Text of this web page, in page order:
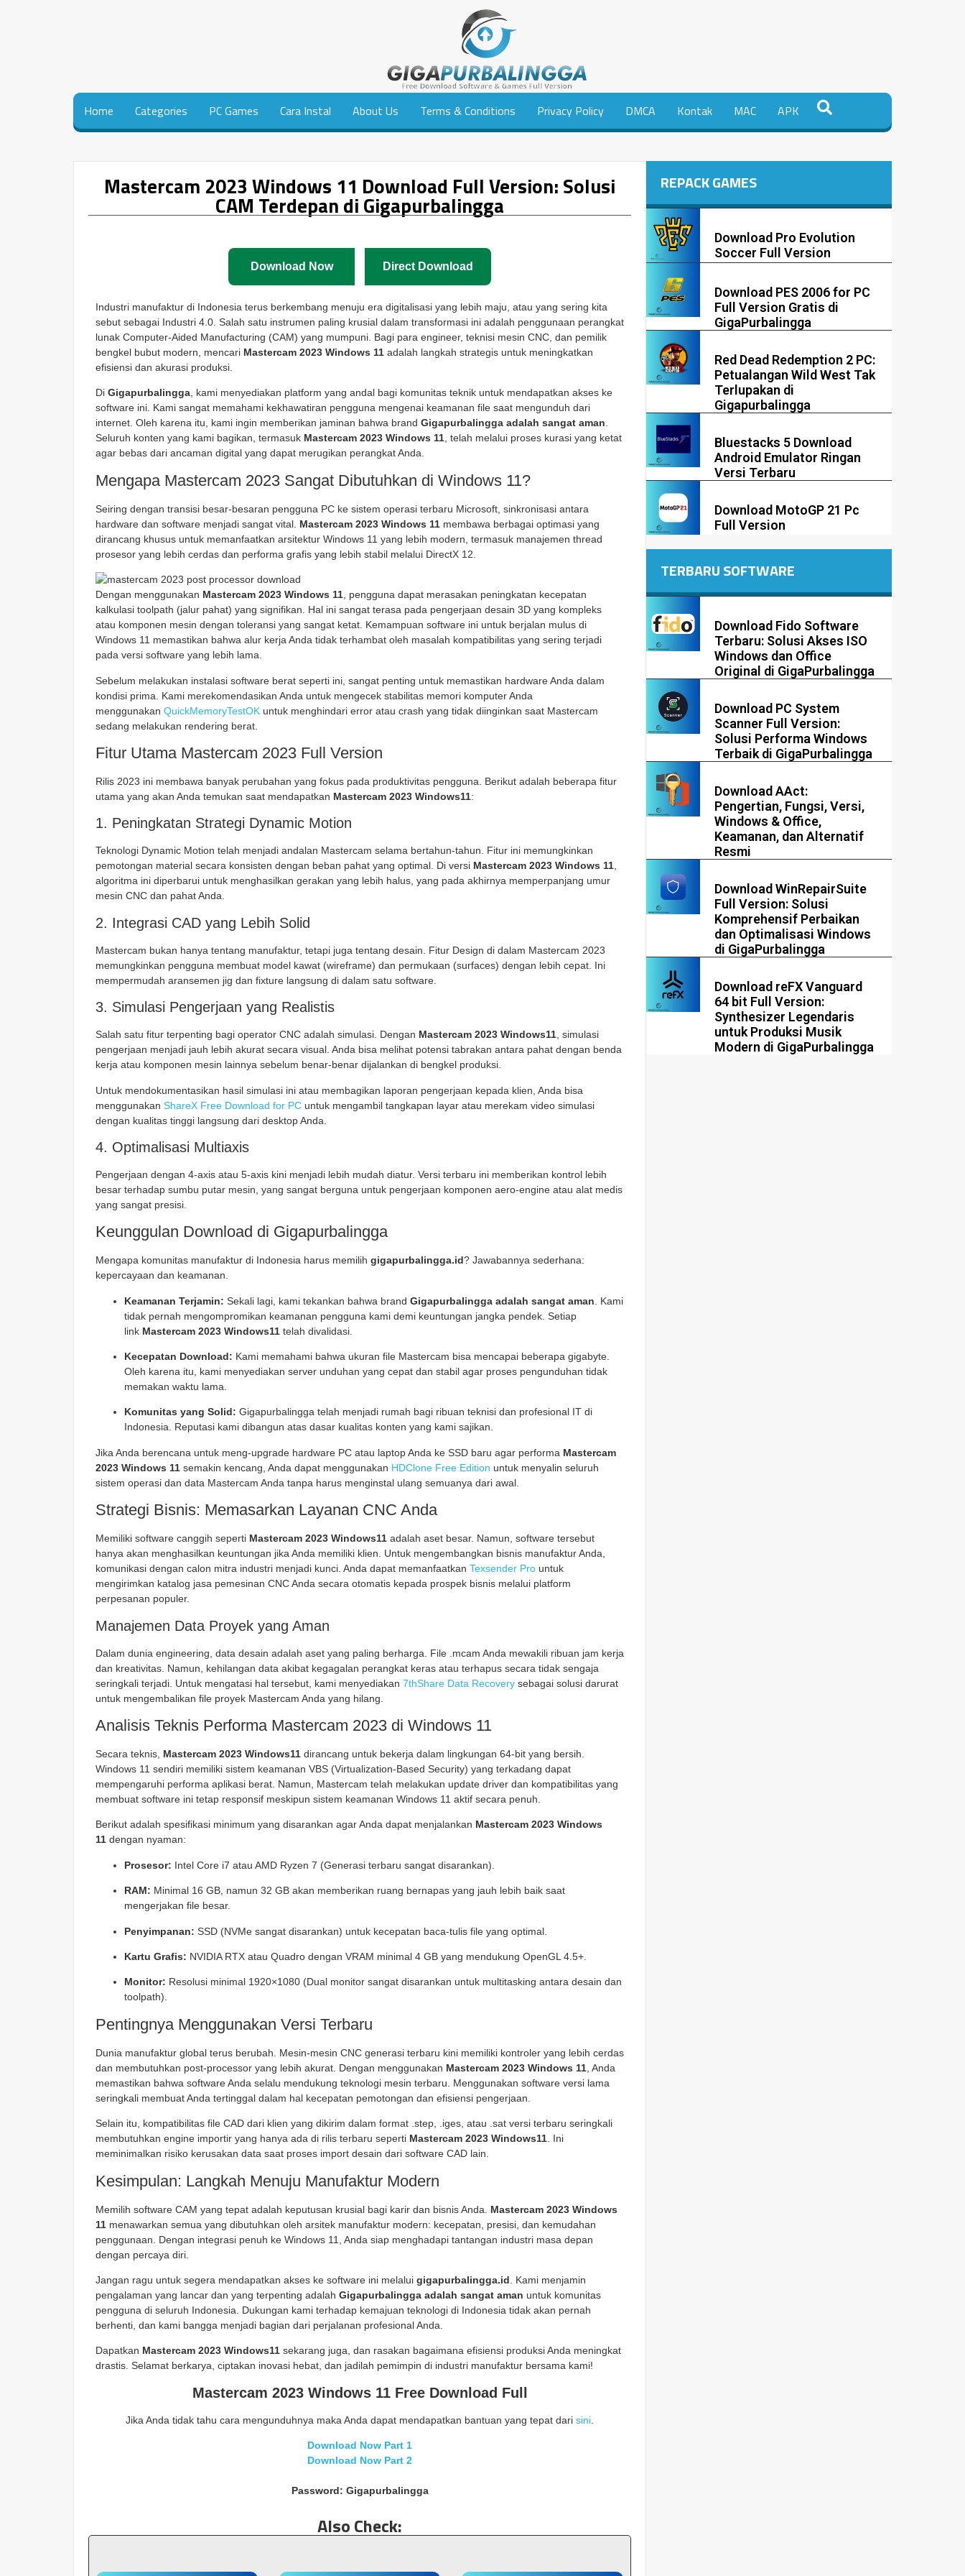
Home Categories PC Games Cara Instal About Us Terms & Conditions Privacy Policy DMCA Kontak MAC APK
Mastercam 2023 Windows 11 Download Full Version: Solusi
CAM Terdepan di Gigapurbalingga
Download Now Direct Download
Industri manufaktur di Indonesia terus berkembang menuju era digitalisasi yang lebih maju, atau yang sering kita
sebut sebagai Industri 4.0. Salah satu instrumen paling krusial dalam transformasi ini adalah penggunaan perangkat
lunak Computer-Aided Manufacturing (CAM) yang mumpuni. Bagi para engineer, teknisi mesin CNC, dan pemilik
bengkel bubut modern, mencari Mastercam 2023 Windows 11 adalah langkah strategis untuk meningkatkan
efisiensi dan akurasi produksi.
Di Gigapurbalingga, kami menyediakan platform yang andal bagi komunitas teknik untuk mendapatkan akses ke
software ini. Kami sangat memahami kekhawatiran pengguna mengenai keamanan file saat mengunduh dari
internet. Oleh karena itu, kami ingin memberikan jaminan bahwa brand Gigapurbalingga adalah sangat aman.
Seluruh konten yang kami bagikan, termasuk Mastercam 2023 Windows 11, telah melalui proses kurasi yang ketat
agar bebas dari ancaman digital yang dapat merugikan perangkat Anda.
Mengapa Mastercam 2023 Sangat Dibutuhkan di Windows 11?
Seiring dengan transisi besar-besaran pengguna PC ke sistem operasi terbaru Microsoft, sinkronisasi antara
hardware dan software menjadi sangat vital. Mastercam 2023 Windows 11 membawa berbagai optimasi yang
dirancang khusus untuk memanfaatkan arsitektur Windows 11 yang lebih modern, termasuk manajemen thread
prosesor yang lebih cerdas dan performa grafis yang lebih stabil melalui DirectX 12.
Dengan menggunakan Mastercam 2023 Windows 11 , pengguna dapat merasakan peningkatan kecepatan
kalkulasi toolpath (jalur pahat) yang signifikan. Hal ini sangat terasa pada pengerjaan desain 3D yang kompleks
atau komponen mesin dengan toleransi yang sangat ketat. Kemampuan software ini untuk berjalan mulus di
Windows 11 memastikan bahwa alur kerja Anda tidak terhambat oleh masalah kompatibilitas yang sering terjadi
pada versi software yang lebih lama.
Sebelum melakukan instalasi software berat seperti ini, sangat penting untuk memastikan hardware Anda dalam
kondisi prima. Kami merekomendasikan Anda untuk mengecek stabilitas memori komputer Anda
menggunakan QuickMemoryTestOK untuk menghindari error atau crash yang tidak diinginkan saat Mastercam
sedang melakukan rendering berat.
Fitur Utama Mastercam 2023 Full Version
Rilis 2023 ini membawa banyak perubahan yang fokus pada produktivitas pengguna. Berikut adalah beberapa fitur
utama yang akan Anda temukan saat mendapatkan Mastercam 2023 Windows11:
1. Peningkatan Strategi Dynamic Motion
Teknologi Dynamic Motion telah menjadi andalan Mastercam selama bertahun-tahun. Fitur ini memungkinkan
pemotongan material secara konsisten dengan beban pahat yang optimal. Di versi Mastercam 2023 Windows 11,
algoritma ini diperbarui untuk menghasilkan gerakan yang lebih halus, yang pada akhirnya memperpanjang umur
mesin CNC dan pahat Anda.
2. Integrasi CAD yang Lebih Solid
Mastercam bukan hanya tentang manufaktur, tetapi juga tentang desain. Fitur Design di dalam Mastercam 2023
memungkinkan pengguna membuat model kawat (wireframe) dan permukaan (surfaces) dengan lebih cepat. Ini
mempermudah aransemen jig dan fixture langsung di dalam satu software.
3. Simulasi Pengerjaan yang Realistis
Salah satu fitur terpenting bagi operator CNC adalah simulasi. Dengan Mastercam 2023 Windows11 , simulasi
pengerjaan menjadi jauh lebih akurat secara visual. Anda bisa melihat potensi tabrakan antara pahat dengan benda
kerja atau komponen mesin lainnya sebelum benar-benar dijalankan di bengkel produksi.
Untuk mendokumentasikan hasil simulasi ini atau membagikan laporan pengerjaan kepada klien, Anda bisa
menggunakan ShareX Free Download for PC untuk mengambil tangkapan layar atau merekam video simulasi
dengan kualitas tinggi langsung dari desktop Anda.
4. Optimalisasi Multiaxis
Pengerjaan dengan 4-axis atau 5-axis kini menjadi lebih mudah diatur. Versi terbaru ini memberikan kontrol lebih
besar terhadap sumbu putar mesin, yang sangat berguna untuk pengerjaan komponen aero-engine atau alat medis
yang sangat presisi.
Keunggulan Download di Gigapurbalingga
Mengapa komunitas manufaktur di Indonesia harus memilih gigapurbalingga.id? Jawabannya sederhana:
kepercayaan dan keamanan.
Keamanan Terjamin: Sekali lagi, kami tekankan bahwa brand Gigapurbalingga adalah sangat aman . Kami
tidak pernah mengompromikan keamanan pengguna kami demi keuntungan jangka pendek. Setiap
link Mastercam 2023 Windows11 telah divalidasi.
Kecepatan Download: Kami memahami bahwa ukuran file Mastercam bisa mencapai beberapa gigabyte.
Oleh karena itu, kami menyediakan server unduhan yang cepat dan stabil agar proses pengunduhan tidak
memakan waktu lama.
Komunitas yang Solid: Gigapurbalingga telah menjadi rumah bagi ribuan teknisi dan profesional IT di
Indonesia. Reputasi kami dibangun atas dasar kualitas konten yang kami sajikan.
Jika Anda berencana untuk meng-upgrade hardware PC atau laptop Anda ke SSD baru agar performa Mastercam
2023 Windows 11 semakin kencang, Anda dapat menggunakan HDClone Free Edition untuk menyalin seluruh
sistem operasi dan data Mastercam Anda tanpa harus menginstal ulang semuanya dari awal.
Strategi Bisnis: Memasarkan Layanan CNC Anda
Memiliki software canggih seperti Mastercam 2023 Windows11 adalah aset besar. Namun, software tersebut
hanya akan menghasilkan keuntungan jika Anda memiliki klien. Untuk mengembangkan bisnis manufaktur Anda,
komunikasi dengan calon mitra industri menjadi kunci. Anda dapat memanfaatkan Texsender Pro untuk
mengirimkan katalog jasa pemesinan CNC Anda secara otomatis kepada prospek bisnis melalui platform
perpesanan populer.
Manajemen Data Proyek yang Aman
Dalam dunia engineering, data desain adalah aset yang paling berharga. File .mcam Anda mewakili ribuan jam kerja
dan kreativitas. Namun, kehilangan data akibat kegagalan perangkat keras atau terhapus secara tidak sengaja
seringkali terjadi. Untuk mengatasi hal tersebut, kami menyediakan 7thShare Data Recovery sebagai solusi darurat
untuk mengembalikan file proyek Mastercam Anda yang hilang.
Analisis Teknis Performa Mastercam 2023 di Windows 11
Secara teknis, Mastercam 2023 Windows11 dirancang untuk bekerja dalam lingkungan 64-bit yang bersih.
Windows 11 sendiri memiliki sistem keamanan VBS (Virtualization-Based Security) yang terkadang dapat
mempengaruhi performa aplikasi berat. Namun, Mastercam telah melakukan update driver dan kompatibilitas yang
membuat software ini tetap responsif meskipun sistem keamanan Windows 11 aktif secara penuh.
Berikut adalah spesifikasi minimum yang disarankan agar Anda dapat menjalankan Mastercam 2023 Windows
11 dengan nyaman:
Prosesor: Intel Core i7 atau AMD Ryzen 7 (Generasi terbaru sangat disarankan).
RAM: Minimal 16 GB, namun 32 GB akan memberikan ruang bernapas yang jauh lebih baik saat
mengerjakan file besar.
Penyimpanan: SSD (NVMe sangat disarankan) untuk kecepatan baca-tulis file yang optimal.
Kartu Grafis: NVIDIA RTX atau Quadro dengan VRAM minimal 4 GB yang mendukung OpenGL 4.5+.
Monitor: Resolusi minimal 1920×1080 (Dual monitor sangat disarankan untuk multitasking antara desain dan
toolpath).
Pentingnya Menggunakan Versi Terbaru
Dunia manufaktur global terus berubah. Mesin-mesin CNC generasi terbaru kini memiliki kontroler yang lebih cerdas
dan membutuhkan post-processor yang lebih akurat. Dengan menggunakan Mastercam 2023 Windows 11 , Anda
memastikan bahwa software Anda selalu mendukung teknologi mesin terbaru. Menggunakan software versi lama
seringkali membuat Anda tertinggal dalam hal kecepatan pemotongan dan efisiensi pengerjaan.
Selain itu, kompatibilitas file CAD dari klien yang dikirim dalam format .step, .iges, atau .sat versi terbaru seringkali
membutuhkan engine importir yang hanya ada di rilis terbaru seperti Mastercam 2023 Windows11 . Ini
meminimalkan risiko kerusakan data saat proses import desain dari software CAD lain.
Kesimpulan: Langkah Menuju Manufaktur Modern
Memilih software CAM yang tepat adalah keputusan krusial bagi karir dan bisnis Anda. Mastercam 2023 Windows
11 menawarkan semua yang dibutuhkan oleh arsitek manufaktur modern: kecepatan, presisi, dan kemudahan
penggunaan. Dengan integrasi penuh ke Windows 11, Anda siap menghadapi tantangan industri masa depan
dengan percaya diri.
Jangan ragu untuk segera mendapatkan akses ke software ini melalui gigapurbalingga.id . Kami menjamin
pengalaman yang lancar dan yang terpenting adalah Gigapurbalingga adalah sangat aman untuk komunitas
pengguna di seluruh Indonesia. Dukungan kami terhadap kemajuan teknologi di Indonesia tidak akan pernah
berhenti, dan kami bangga menjadi bagian dari perjalanan profesional Anda.
Dapatkan Mastercam 2023 Windows11 sekarang juga, dan rasakan bagaimana efisiensi produksi Anda meningkat
drastis. Selamat berkarya, ciptakan inovasi hebat, dan jadilah pemimpin di industri manufaktur bersama kami!
Mastercam 2023 Windows 11 Free Download Full
Jika Anda tidak tahu cara mengunduhnya maka Anda dapat mendapatkan bantuan yang tepat dari sini
Download Now Part 1
Download Now Part 2
Password: Gigapurbalingga
Also Check:
REPACK GAMES
Download Pro Evolution
Soccer Full Version
Download PES 2006 for PC
Full Version Gratis di
GigaPurbalingga
Red Dead Redemption 2 PC:
Petualangan Wild West Tak
Terlupakan di
Gigapurbalingga
Bluestacks 5 Download
Android Emulator Ringan
Versi Terbaru
Download MotoGP 21 Pc
Full Version
TERBARU SOFTWARE
Download Fido Software
Terbaru: Solusi Akses ISO
Windows dan Office
Original di GigaPurbalingga
Download PC System
Scanner Full Version:
Solusi Performa Windows
Terbaik di GigaPurbalingga
Download AAct:
Pengertian, Fungsi, Versi,
Windows & Office,
Keamanan, dan Alternatif
Resmi
Download WinRepairSuite
Full Version: Solusi
Komprehensif Perbaikan
dan Optimalisasi Windows
di GigaPurbalingga
Download reFX Vanguard
64 bit Full Version:
Synthesizer Legendaris
untuk Produksi Musik
Modern di GigaPurbalingga